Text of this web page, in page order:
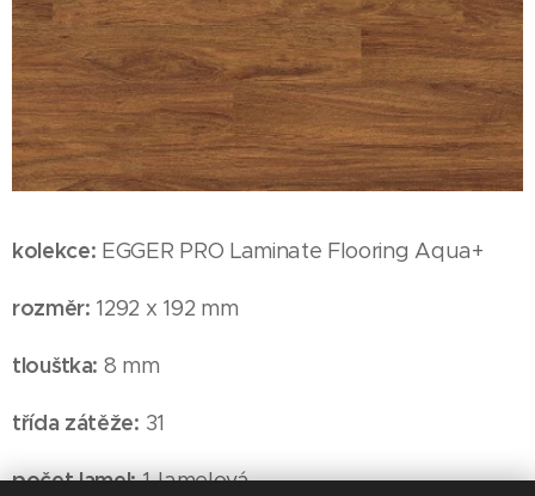
kolekce: EGGER PRO Laminate Flooring Aqua+
rozměr: 1292 x 192 mm
tloušťka: 8 mm
třída zátěže: 31
počet lamel:1-lamelová